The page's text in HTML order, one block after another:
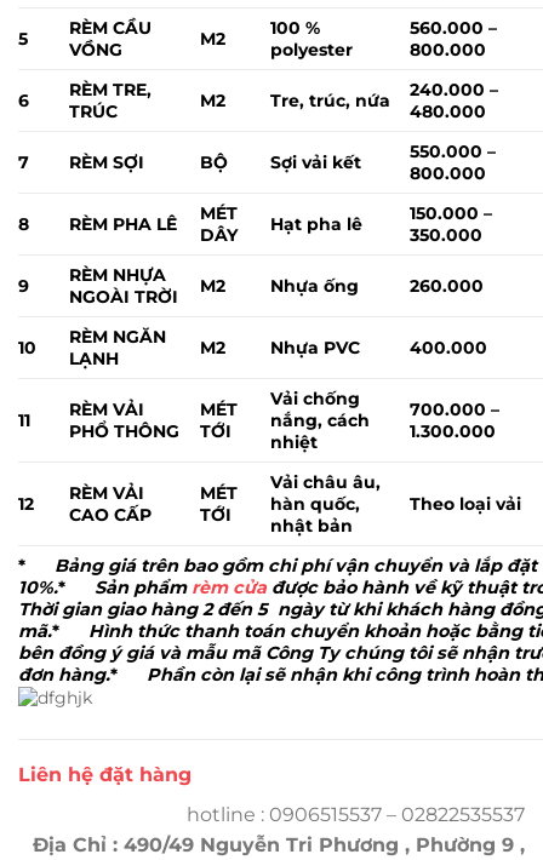
5
RÈM CẦU
VỒNG
M2
100 %
polyester
560.000 –
800.000
6
RÈM TRE,
TRÚC
M2 Tre, trúc, nứa
240.000 –
480.000
7 RÈM SỢI BỘ Sợi vải kết
550.000 –
800.000
8 RÈM PHA LÊ
MÉT
DÂY
Hạt pha lê
150.000 –
350.000
9
RÈM NHỰA
NGOÀI TRỜI
M2 Nhựa ống 260.000
10
RÈM NGĂN
LẠNH
M2 Nhựa PVC 400.000
11
RÈM VẢI
PHỔ THÔNG
MÉT
TỚI
Vải chống
nắng, cách
nhiệt
700.000 –
1.300.000
12
RÈM VẢI
CAO CẤP
MÉT
TỚI
Vải châu âu,
hàn quốc,
nhật bản
Theo loại vải
* Bảng giá trên bao gồm chi phí vận chuyển và lắp đặt
10%.* Sản phẩm rèm cửađược bảo hành về kỹ thuật
Thời gian giao hàng 2 đến 5 ngày từ khi khách hàng
mã.* Hình thức thanh toán chuyển khoản hoặc bằng
bên đồng ý giá và mẫu mã Công Ty chúng tôi sẽ nhận
đơn hàng.* Phần còn lại sẽ nhận khi công trình hoàn
Liên hệ đặt hàng
hotline : 0906515537 – 02822535537
Địa Chỉ : 490/49 Nguyễn Tri Phương , Phường 9 ,